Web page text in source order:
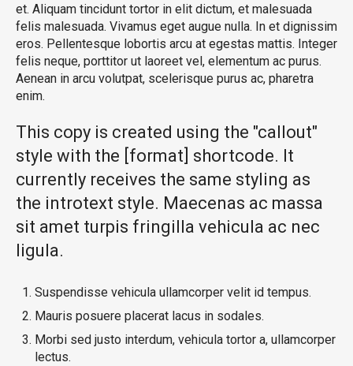
et. Aliquam tincidunt tortor in elit dictum, et malesuada
felis malesuada. Vivamus eget augue nulla. In et dignissim
eros. Pellentesque lobortis arcu at egestas mattis. Integer
felis neque, porttitor ut laoreet vel, elementum ac purus.
Aenean in arcu volutpat, scelerisque purus ac, pharetra
enim.
This copy is created using the "callout"
style with the [format] shortcode. It
currently receives the same styling as
the introtext style. Maecenas ac massa
sit amet turpis fringilla vehicula ac nec
ligula.
Suspendisse vehicula ullamcorper velit id tempus.
Mauris posuere placerat lacus in sodales.
Morbi sed justo interdum, vehicula tortor a, ullamcorper
lectus.